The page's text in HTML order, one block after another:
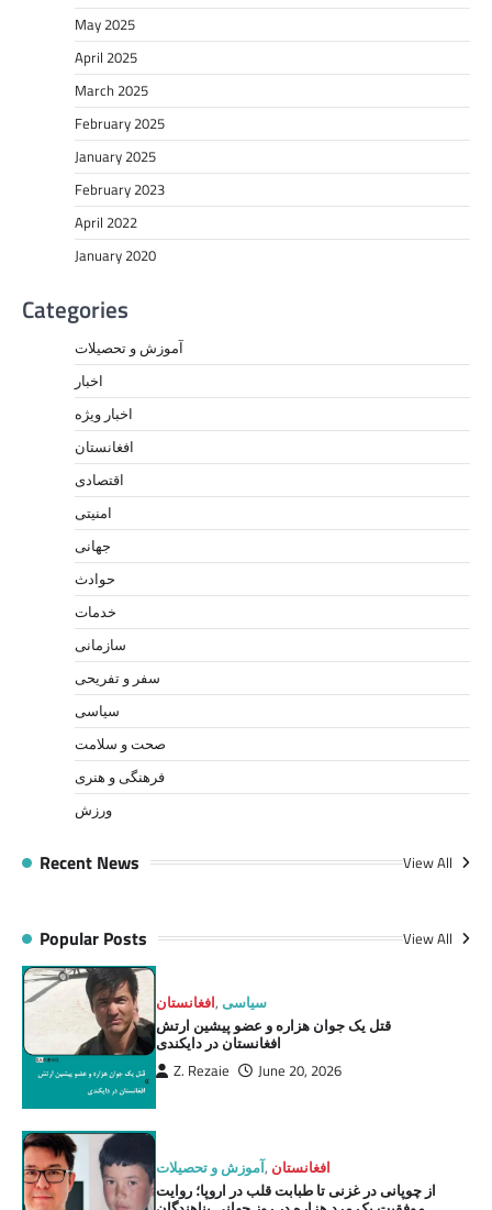
May 2025
April 2025
March 2025
February 2025
January 2025
February 2023
April 2022
January 2020
Categories
آموزش و تحصیلات
اخبار
اخبار ویژه
افغانستان
اقتصادی
امنیتی
جهانی
حوادث
خدمات
سازمانی
سفر و تفریحی
سیاسی
صحت و سلامت
فرهنگی و هنری
ورزش
Recent News View All
Popular Posts View All
افغانستان,سیاسی
قتل یک جوان هزاره و عضو پیشین ارتش
افغانستان در دایکندی
Z. Rezaie June 20, 2026
آموزش و تحصیلات, افغانستان
از چوپانی در غزنی تا طبابت قلب در اروپا؛ روایت